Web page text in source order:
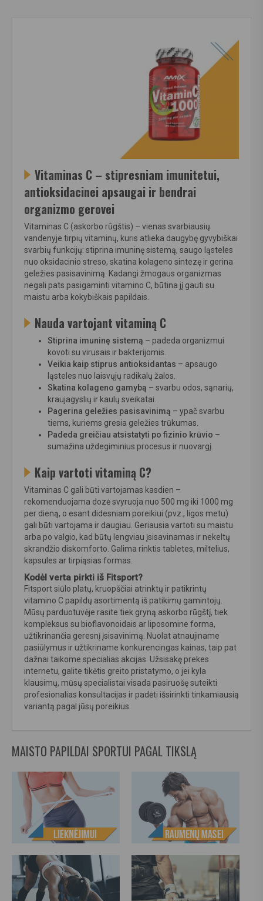
Vitaminas C – stipresniam imunitetui,
antioksidacinei apsaugai ir bendrai
organizmo gerovei
Vitaminas C (askorbo rūgštis) – vienas svarbiausių
vandenyje tirpių vitaminų, kuris atlieka daugybę gyvybiškai
svarbių funkcijų: stiprina imuninę sistemą, saugo ląsteles
nuo oksidacinio streso, skatina kolageno sintezę ir gerina
geležies pasisavinimą. Kadangi žmogaus organizmas
negali pats pasigaminti vitamino C, būtina jį gauti su
maistu arba kokybiškais papildais.
Nauda vartojant vitaminą C
Stiprina imuninę sistemą – padeda organizmui
kovoti su virusais ir bakterijomis.
Veikia kaip stiprus antioksidantas – apsaugo
ląsteles nuo laisvųjų radikalų žalos.
Skatina kolageno gamybą – svarbu odos, sąnarių,
kraujagyslių ir kaulų sveikatai.
Pagerina geležies pasisavinimą – ypač svarbu
tiems, kuriems gresia geležies trūkumas.
Padeda greičiau atsistatyti po fizinio krūvio –
sumažina uždegiminius procesus ir nuovargį.
Kaip vartoti vitaminą C?
Vitaminas C gali būti vartojamas kasdien –
rekomenduojama dozė svyruoja nuo 500 mg iki 1000 mg
per dieną, o esant didesniam poreikiui (pvz., ligos metu)
gali būti vartojama ir daugiau. Geriausia vartoti su maistu
arba po valgio, kad būtų lengviau įsisavinamas ir nekeltų
skrandžio diskomforto. Galima rinktis tabletes, miltelius,
kapsules ar tirpiąsias formas.
Kodėl verta pirkti iš Fitsport?
Fitsport siūlo platų, kruopščiai atrinktų ir patikrintų
vitamino C papildų asortimentą iš patikimų gamintojų.
Mūsų parduotuvėje rasite tiek gryną askorbo rūgštį, tiek
kompleksus su bioflavonoidais ar liposomine forma,
užtikrinančia geresnį įsisavinimą. Nuolat atnaujiname
pasiūlymus ir užtikriname konkurencingas kainas, taip pat
dažnai taikome specialias akcijas. Užsisakę prekes
internetu, galite tikėtis greito pristatymo, o jei kyla
klausimų, mūsų specialistai visada pasiruošę suteikti
profesionalias konsultacijas ir padėti išsirinkti tinkamiausią
variantą pagal jūsų poreikius.
MAISTO PAPILDAI SPORTUI PAGAL TIKSLĄ